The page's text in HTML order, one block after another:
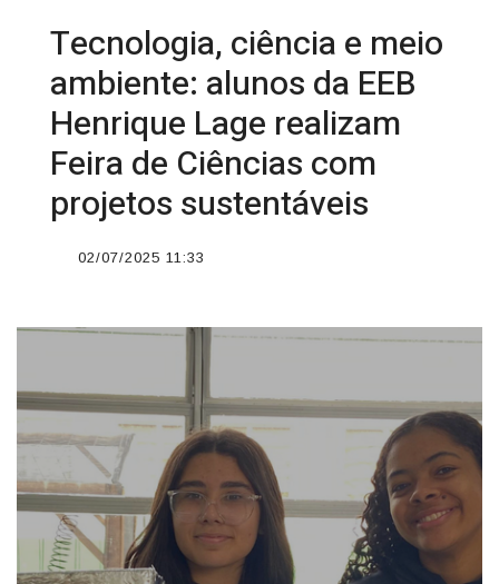
Tecnologia, ciência e meio
ambiente: alunos da EEB
Henrique Lage realizam
Feira de Ciências com
projetos sustentáveis
02/07/2025 11:33